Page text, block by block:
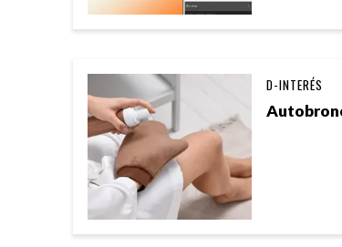
D-INTERÉS